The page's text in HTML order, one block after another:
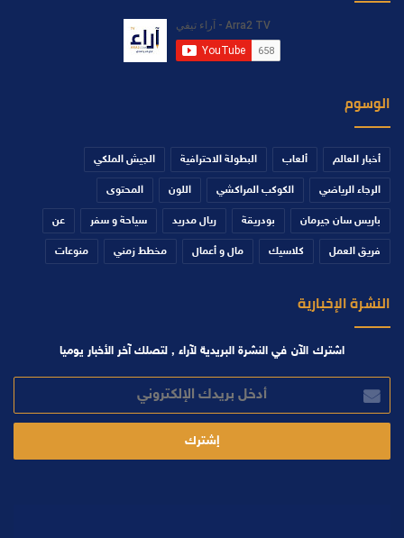
الوسوم
أخبار العالم ألعاب البطولة الاحترافية الجيش الملكي
الرجاء الرياضي الكوكب المراكشي اللون المحتوى
باريس سان جيرمان بودريقة ريال مدريد سياحة و سفر عن
فريق العمل كلاسيك مال و أعمال مخطط زمني منوعات
النشرة الإخبارية
اشترك الآن في النشرة البريدية لآراء , لتصلك آخر الأخبار يوميا
بريدك
الإلكتروني